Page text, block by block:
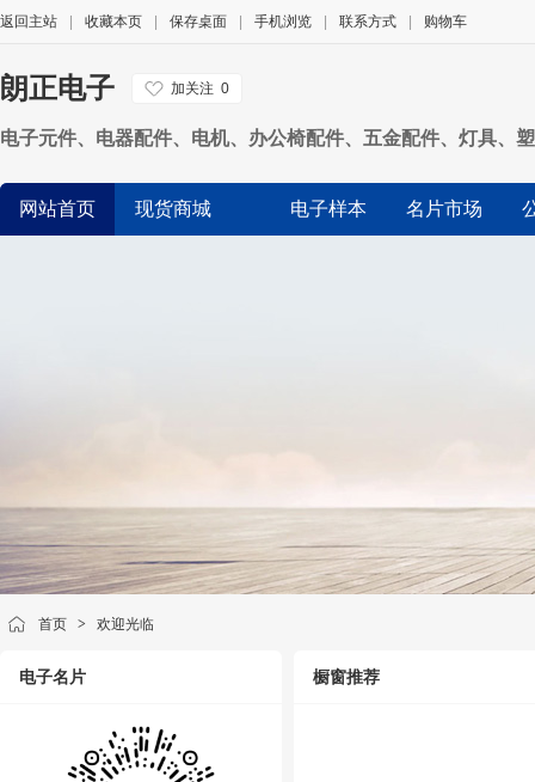
返回主站 收藏本页 保存桌面 手机浏览 联系方式 购物车
朗正电子 加关注 0
电子元件、电器配件、电机、办公椅配件、五金配件、灯具、
网站首页 现货商城 电子样本 名片市场
首页 > 欢迎光临
电子名片 橱窗推荐